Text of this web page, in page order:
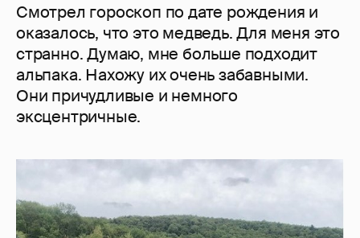
Смотрел гороскоп по дате рождения и
оказалось, что это медведь. Для меня это
странно. Думаю, мне больше подходит
альпака. Нахожу их очень забавными.
Они причудливые и немного
эксцентричные.